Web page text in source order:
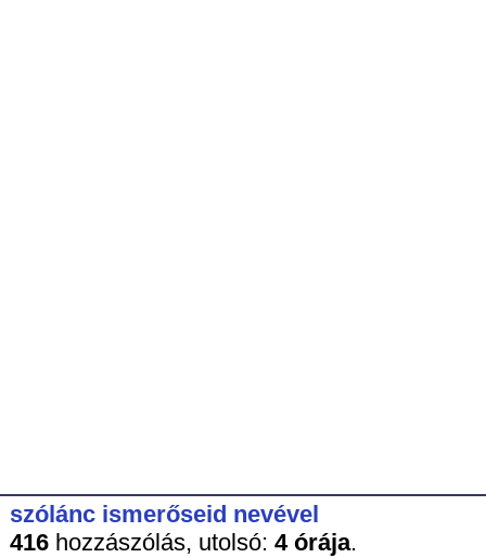
szólánc ismerőseid nevével
416hozzászólás, utolsó: 4 órája.